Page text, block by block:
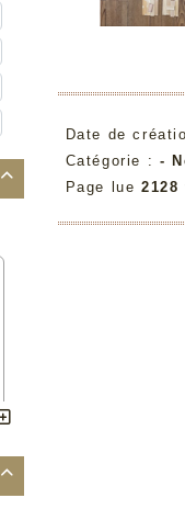


Date de
Catégorie : -
Page lue